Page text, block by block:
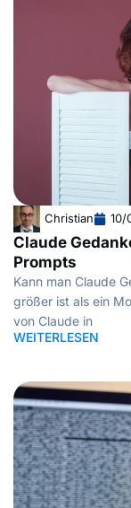
Christian 10/
Claude
Prompts
Kann man Claude
größer ist als ein
von Claude in
WEITERLESEN